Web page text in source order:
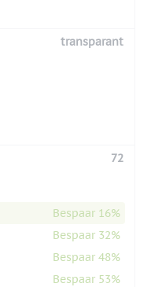
transparant
72
Bespaar 16%
Bespaar 32%
Bespaar 48%
Bespaar 53%